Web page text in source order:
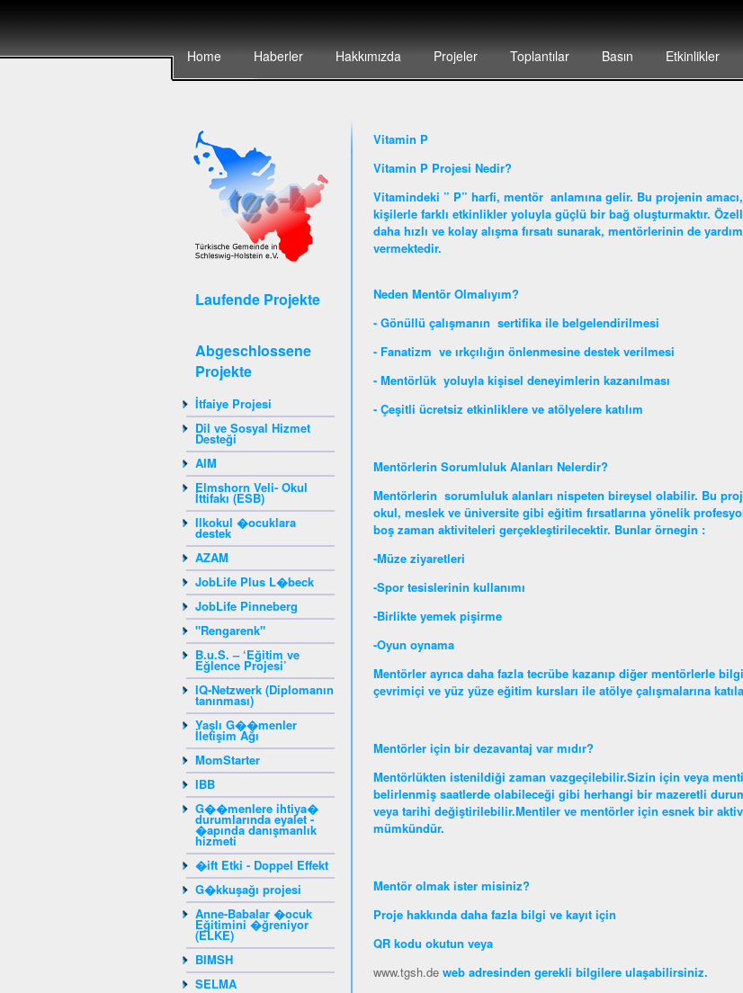
Home Haberler Hakkımızda Projeler Toplantılar Basın Etkinlikler
Laufende Projekte
Abgeschlossene
Projekte
İtfaiye Projesi
Dil ve Sosyal Hizmet
Desteği
AIM
Elmshorn Veli- Okul
İttifakı (ESB)
Ilkokul �ocuklara
destek
AZAM
JobLife Plus L�beck
JobLife Pinneberg
"Rengarenk"
B.u.S. – ‘Eğitim ve
Eğlence Projesi’
IQ-Netzwerk (Diplomanın
tanınması)
Yaşlı G��menler
İletişim Ağı
MomStarter
IBB
G��menlere ihtiya�
durumlarında eyalet -
�apında danışmanlık
hizmeti
�ift Etki - Doppel Effekt
G�kkuşağı projesi
Anne-Babalar �ocuk
Eğitimini �ğreniyor
(ELKE)
BIMSH
SELMA
Vitamin P
Vitamin P Projesi Nedir?
Vitamindeki ” P” harfi, mentör anlamına gelir. Bu projenin
kişilerle farklı etkinlikler yoluyla güçlü bir bağ oluşturmaktır.
daha hızlı ve kolay alışma fırsatı sunarak, mentörlerinin de
vermektedir.
Neden Mentör Olmalıyım?
- Gönüllü çalışmanın sertifika ile belgelendirilmesi
- Fanatizm ve ırkçılığın önlenmesine destek verilmesi
- Mentörlük yoluyla kişisel deneyimlerin kazanılması
- Çeşitli ücretsiz etkinliklere ve atölyelere katılım
Mentörlerin Sorumluluk Alanları Nelerdir?
Mentörlerin sorumluluk alanları nispeten bireysel olabilir. Bu
okul, meslek ve üniversite gibi eğitim fırsatlarına yönelik
boş zaman aktiviteleri gerçekleştirilecektir. Bunlar örnegin :
-Müze ziyaretleri
-Spor tesislerinin kullanımı
-Birlikte yemek pişirme
-Oyun oynama
Mentörler ayrıca daha fazla tecrübe kazanıp diğer mentörlerle
çevrimiçi ve yüz yüze eğitim kursları ile atölye çalışmalarına
Mentörler için bir dezavantaj var mıdır?
Mentörlükten istenildiği zaman vazgeçilebilir.Sizin için veya
belirlenmiş saatlerde olabileceği gibi herhangi bir mazeretli
veya tarihi değiştirilebilir.Mentiler ve mentörler için esnek bir
mümkündür.
Mentör olmak ister misiniz?
Proje hakkında daha fazla bilgi ve kayıt için
QR kodu okutun veya
www.tgsh.deweb adresinden gerekli bilgilere ulaşabilirsiniz.